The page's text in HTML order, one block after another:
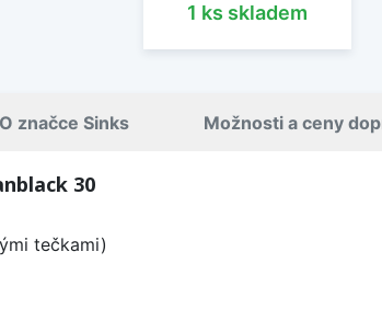
1 ks skladem
O značce Sinks Možnosti a ceny
30
tečkami)